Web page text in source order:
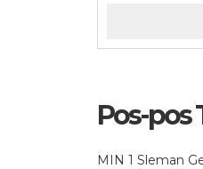
Pos-pos
MIN 1 Sleman